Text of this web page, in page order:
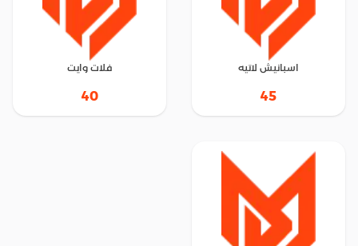
اسبانيش لاتيه
45
فلات وايت
40